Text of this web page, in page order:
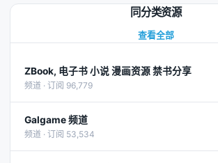
同分类资源
查看全部
ZBook, 电子书 小说 漫画资源 禁书分享
频道 · 订阅 96,779
Galgame 频道
频道 · 订阅 53,534